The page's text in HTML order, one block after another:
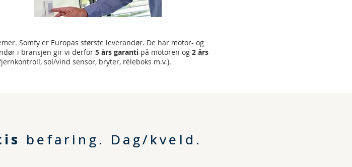
Somfy er Europas største leverandør. De har motor- og
i bransjen gir vi derfor 5 års garantipå motoren og 2 års
sol/vind sensor, bryter, réleboks m.v.).
befaring. Dag/kveld.
befaring. Dag/kveld.